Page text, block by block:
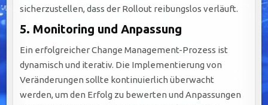
sicherzustellen, dass der Rollout reibungslos verläuft.
5. Monitoring und Anpassung
Ein erfolgreicher Change Management-Prozess ist
dynamisch und iterativ. Die Implementierung von
Veränderungen sollte kontinuierlich überwacht
werden, um den Erfolg zu bewerten und Anpassungen